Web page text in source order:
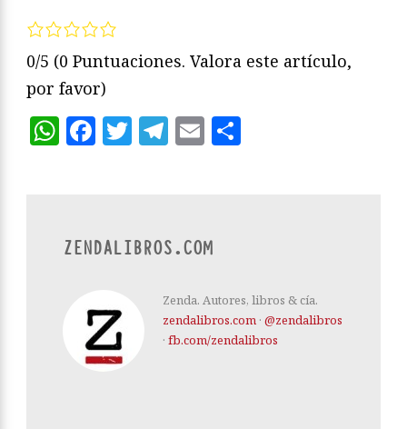
0/5 (0 Puntuaciones. Valora este artículo,
por favor)
WhatsApp
Facebook
Twitter
Telegram
Email
ZENDALIBROS.COM
Zenda. Autores, libros & cía.
zendalibros.com · @zendalibros
· fb.com/zendalibros